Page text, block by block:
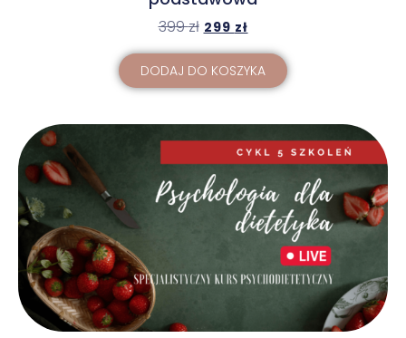
399zł 299 zł
DODAJ DO KOSZYKA